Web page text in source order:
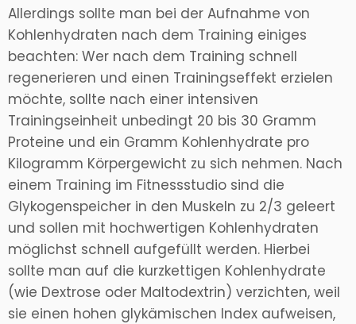
Allerdings sollte man bei der Aufnahme von
Kohlenhydraten nach dem Training einiges
beachten: Wer nach dem Training schnell
regenerieren und einen Trainingseffekt erzielen
möchte, sollte nach einer intensiven
Trainingseinheit unbedingt 20 bis 30 Gramm
Proteine und ein Gramm Kohlenhydrate pro
Kilogramm Körpergewicht zu sich nehmen. Nach
einem Training im Fitnessstudio sind die
Glykogenspeicher in den Muskeln zu 2/3 geleert
und sollen mit hochwertigen Kohlenhydraten
möglichst schnell aufgefüllt werden. Hierbei
sollte man auf die kurzkettigen Kohlenhydrate
(wie Dextrose oder Maltodextrin) verzichten, weil
sie einen hohen glykämischen Index aufweisen,